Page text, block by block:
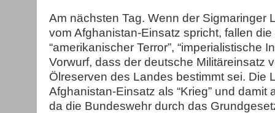
Am nächsten Tag. Wenn der Sigmaringer
vom Afghanistan-Einsatz spricht, fallen die
“amerikanischer Terror”, “imperialistische
Vorwurf, dass der deutsche Militäreinsatz
Ölreserven des Landes bestimmt sei. Die
Afghanistan-Einsatz als “Krieg” und damit
da die Bundeswehr durch das